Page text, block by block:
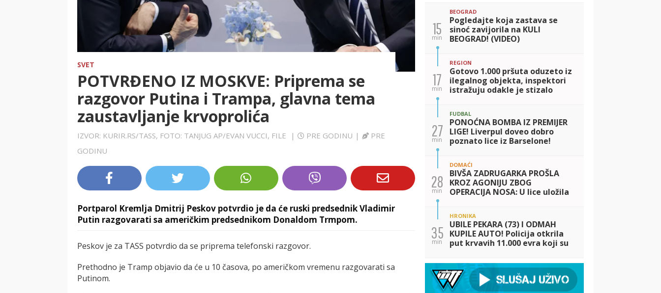
SVET
POTVRĐENO IZ MOSKVE: Priprema se
razgovor Putina i Trampa, glavna tema
zaustavljanje krvoprolića
IZVOR: KURIR.RS/TASS, FOTO: TANJUG AP/EVAN VUCCI, FILE | PRE GODINU |
PRE
GODINU
Portparol Kremlja Dmitrij Peskov potvrdio je da će ruski predsednik Vladimir
Putin razgovarati sa američkim predsednikom Donaldom Trmpom.
Peskov je za TASS potvrdio da se priprema telefonski razgovor.
Prethodno je Tramp objavio da će u 10 časova, po američkom vremenu razgovarati sa
Putinom.
15
min
BEOGRAD
Pogledajte koja zastava se
sinoć zavijorila na KULI
BEOGRAD! (VIDEO)
17
min
REGION
Gotovo 1.000 pršuta oduzeto iz
ilegalnog objekta, inspektori
istražuju odakle je stizalo
27
min
FUDBAL
PONOĆNA BOMBA IZ PREMIJER
LIGE! Liverpul doveo dobro
poznato lice iz Barselone!
28
min
DOMAĆI
BIVŠA ZADRUGARKA PROŠLA
KROZ AGONIJU ZBOG
OPERACIJA NOSA: U lice uložila
35
min
HRONIKA
UBILE PEKARA (73) I ODMAH
KUPILE AUTO! Policija otkrila
put krvavih 11.000 evra koji su
Ovako su podelili plen